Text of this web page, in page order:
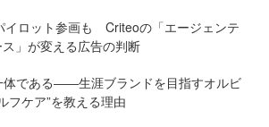
イロット参画も Criteoの「エージェンテ
」が変える広告の判断
体である――生涯ブランドを目指すオルビ
フケア”を教える理由